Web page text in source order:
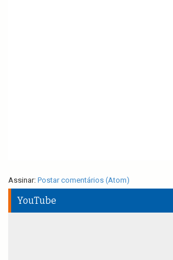
Assinar: Postar comentários (Atom)
YouTube